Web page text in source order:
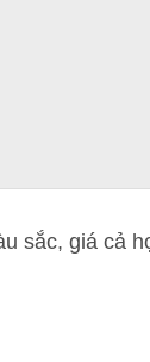
sắc, giá cả